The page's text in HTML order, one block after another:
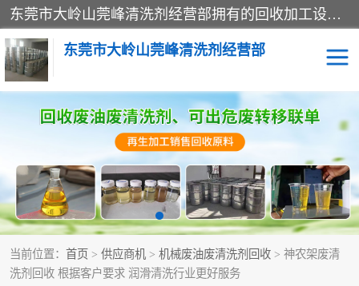
东莞市大岭山莞峰清洗剂经营部拥有的回收加工设备，大量废油回收、废清洗剂回收、废溶剂油回收、机械废油废清洗剂回收、废碳氢回收、碳氢液压油回收、碳氢二氯回收等废清洗剂处理；我们只是提供废旧化工原料的循环使用存放点，执行正规的存放，有正规的回收资质处理。同时我们公司批发零售回收级清洗剂，脱模油再生基础油，质量保证。
东莞市大岭山莞峰清洗剂经营部
当前位置： 首页 > 供应商机 > 机械废油废清洗剂回收 > 神农架废清
洗剂回收 根据客户要求 润滑清洗行业更好服务
废清洗剂回收
废溶剂油回收 机械废油废清洗剂回收
废碳氢回收 碳氢液压油回收
碳氢二氯回收 回收废三四氯乙烯